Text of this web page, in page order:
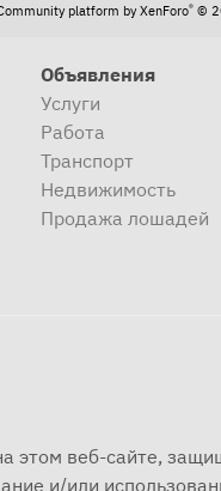
platform by XenForo® ©
Объявления
Услуги
Работа
Транспорт
Недвижимость
Продажа лошадей
этом веб-сайте,
и/или